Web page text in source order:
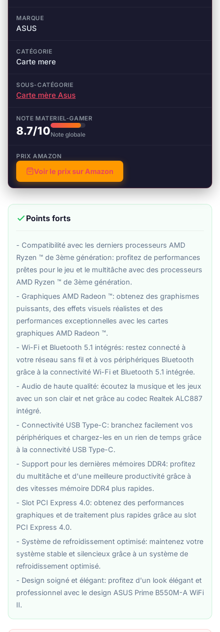
MARQUE
ASUS
CATÉGORIE
Carte mere
SOUS-CATÉGORIE
Carte mère Asus
NOTE MATERIEL-GAMER
8.7/10Note globale
PRIX AMAZON
Voir le prix sur Amazon
Points forts
- Compatibilité avec les derniers processeurs AMD
Ryzen ™ de 3ème génération: profitez de performances
prêtes pour le jeu et le multitâche avec des processeurs
AMD Ryzen ™ de 3ème génération.
- Graphiques AMD Radeon ™: obtenez des graphismes
puissants, des effets visuels réalistes et des
performances exceptionnelles avec les cartes
graphiques AMD Radeon ™.
- Wi-Fi et Bluetooth 5.1 intégrés: restez connecté à
votre réseau sans fil et à vos périphériques Bluetooth
grâce à la connectivité Wi-Fi et Bluetooth 5.1 intégrée.
- Audio de haute qualité: écoutez la musique et les jeux
avec un son clair et net grâce au codec Realtek ALC887
intégré.
- Connectivité USB Type-C: branchez facilement vos
périphériques et chargez-les en un rien de temps grâce
à la connectivité USB Type-C.
- Support pour les dernières mémoires DDR4: profitez
du multitâche et d'une meilleure productivité grâce à
des vitesses mémoire DDR4 plus rapides.
- Slot PCI Express 4.0: obtenez des performances
graphiques et de traitement plus rapides grâce au slot
PCI Express 4.0.
- Système de refroidissement optimisé: maintenez votre
système stable et silencieux grâce à un système de
refroidissement optimisé.
- Design soigné et élégant: profitez d'un look élégant et
professionnel avec le design ASUS Prime B550M-A WiFi
II.